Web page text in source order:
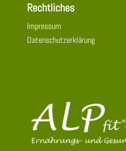
Rechtliches
Impressum
Datenschutzerklärung